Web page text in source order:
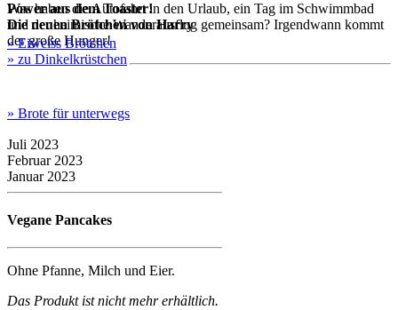
Was haben die Autofahrt in den Urlaub, ein Tag im Schwimmbad
und der heimische Wanderausflug gemeinsam? Irgendwann kommt
der große Hunger!
» Brote für unterwegs
Juli 2023
Power aus dem Toaster!
» Eiweiss Brötchen
Februar 2023
Die neuen Brötchen von Harry
» zu Dinkelkrüstchen
Januar 2023
Vegane Pancakes
Ohne Pfanne, Milch und Eier.
Das Produkt ist nicht mehr erhältlich.